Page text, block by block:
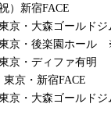
）新宿FACE
京・大森ゴールド
京・後楽園ホール
京・ディファ有明
東京・新宿FACE
京・大森ゴールド